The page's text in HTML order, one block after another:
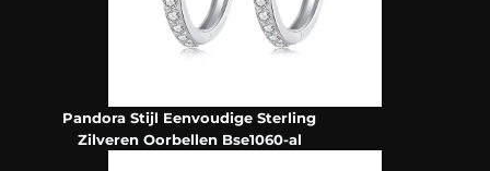
Pandora Stijl Eenvoudige Sterling
Zilveren Oorbellen Bse1060-al